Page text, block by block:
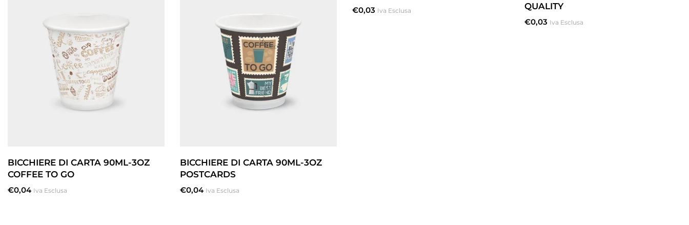
BICCHIERE DI CARTA 90ML-3OZ
COFFEE TO GO
€0,04 Iva Esclusa
BICCHIERE DI CARTA 90ML-3OZ
POSTCARDS
€0,04 Iva Esclusa
€0,03 Iva Esclusa
QUALITY
€0,03 Iva Esclusa